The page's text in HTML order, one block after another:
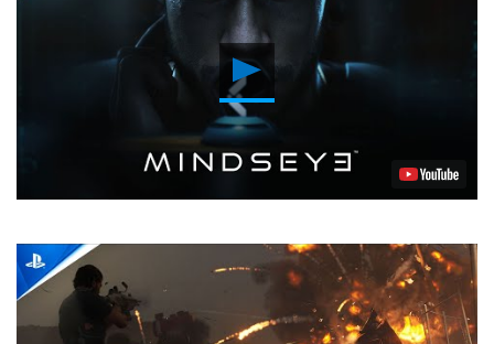
Reproducir